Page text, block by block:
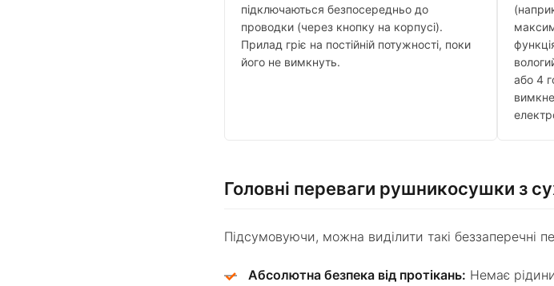
підключаються безпосередньо до
проводки (через кнопку на корпусі).
Прилад гріє на постійній потужності, поки
його не вимкнуть.
або 4
Головні переваги рушникосушки з
Підсумовуючи, можна виділити такі
✓ Абсолютна безпека від протікань: Немає